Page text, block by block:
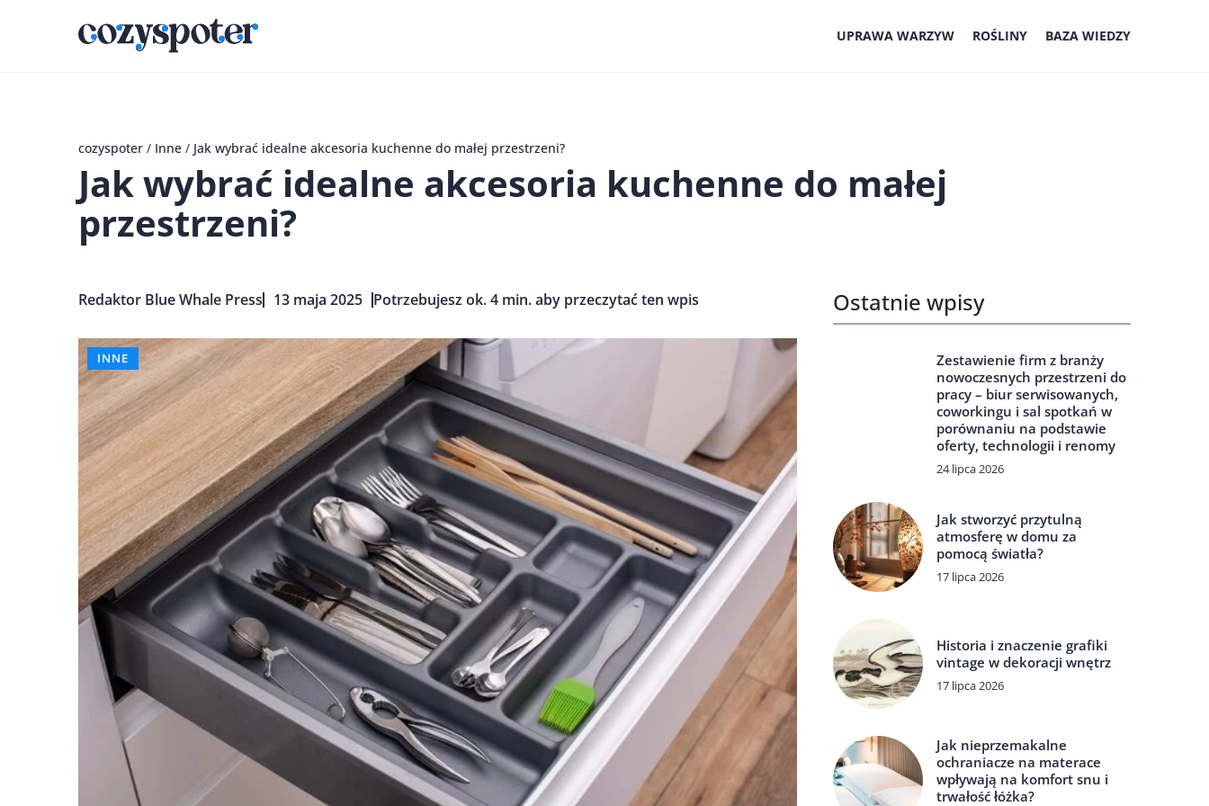
UPRAWA WARZYW ROŚLINY BAZA WIEDZY
cozyspoter / Inne / Jak wybrać idealne akcesoria kuchenne do małej przestrzeni?
Jak wybrać idealne akcesoria kuchenne do małej
przestrzeni?
Redaktor Blue Whale Press 13 maja 2025 Potrzebujesz ok. 4 min. aby przeczytać ten wpis
INNE
Ostatnie wpisy
Zestawienie firm z branży
nowoczesnych przestrzeni do
pracy – biur serwisowanych,
coworkingu i sal spotkań w
porównaniu na podstawie
oferty, technologii i renomy
24 lipca 2026
Jak stworzyć przytulną
atmosferę w domu za
pomocą światła?
17 lipca 2026
Historia i znaczenie grafiki
vintage w dekoracji wnętrz
17 lipca 2026
Jak nieprzemakalne
ochraniacze na materace
wpływają na komfort snu i
trwałość łóżka?